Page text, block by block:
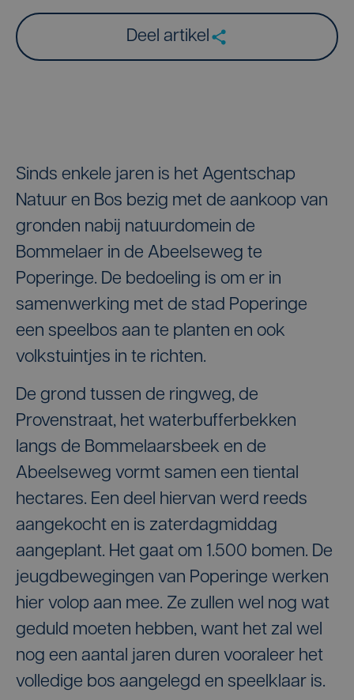
Deel artikel
Sinds enkele jaren is het Agentschap
Natuur en Bos bezig met de aankoop van
gronden nabij natuurdomein de
Bommelaer in de Abeelseweg te
Poperinge. De bedoeling is om er in
samenwerking met de stad Poperinge
een speelbos aan te planten en ook
volkstuintjes in te richten.
De grond tussen de ringweg, de
Provenstraat, het waterbufferbekken
langs de Bommelaarsbeek en de
Abeelseweg vormt samen een tiental
hectares. Een deel hiervan werd reeds
aangekocht en is zaterdagmiddag
aangeplant. Het gaat om 1.500 bomen. De
jeugdbewegingen van Poperinge werken
hier volop aan mee. Ze zullen wel nog wat
geduld moeten hebben, want het zal wel
nog een aantal jaren duren vooraleer het
volledige bos aangelegd en speelklaar is.